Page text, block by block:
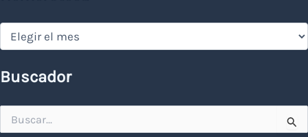
Hemeroteca
Buscador
por: